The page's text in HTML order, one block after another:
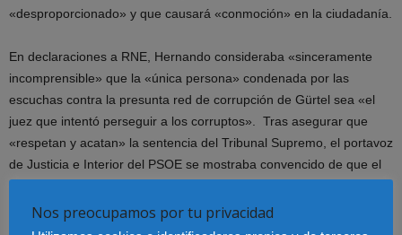
«desproporcionado» y que causará «conmoción» en la ciudadanía.
En declaraciones a RNE, Hernando consideraba «sinceramente
incomprensible» que la «única persona» condenada por las
escuchas contra la presunta red de corrupción de Gürtel sea «el
juez que intentó perseguir a los corruptos». Tras asegurar que
«respetan y acatan» la sentencia del Tribunal Supremo, el portavoz
de Justicia e Interior del PSOE se mostraba convencido de que el
fallo causará «conmoción» en la ciudadanía.
Por su parte, el portavoz de la Asociación Profesional de la
Nos preocupamos por tu privacidad